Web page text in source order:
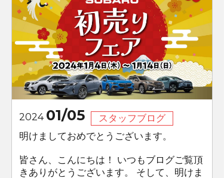
2024 01/05
スタッフブログ
明けましておめでとうございます。
皆さん、こんにちは！ いつもブログご覧頂
きありがとうございます。 そして、明けま